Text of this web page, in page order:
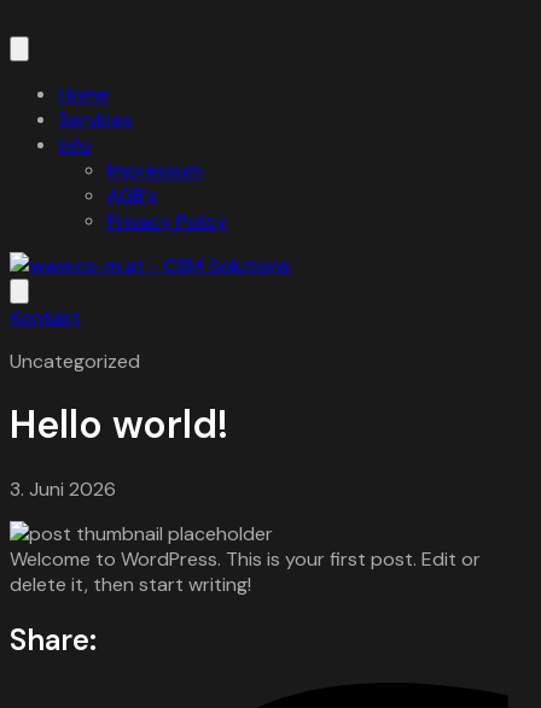
Home
Services
Info
Impressum
AGB´s
Privacy Policy
Kontakt
Uncategorized
Hello world!
3. Juni 2026
Welcome to WordPress. This is your first post. Edit or
delete it, then start writing!
Share: